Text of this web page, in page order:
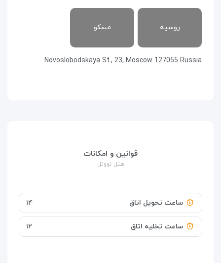
روسیه مسکو
Novoslobodskaya St., 23, Moscow 127055 Russia
قوانین و امکانات
هتل نووتل
ساعت تحویل اتاق ۱۴
ساعت تخلیه اتاق ۱۲